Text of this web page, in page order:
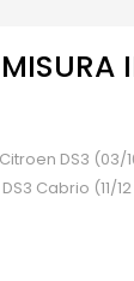
DS3 (03/
Cabrio (11/